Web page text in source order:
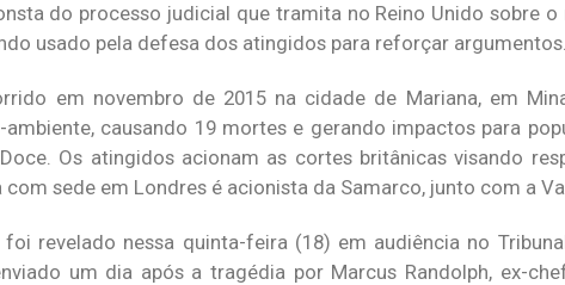
do processo judicial que tramita no Reino Unido sobre
usado pela defesa dos atingidos para reforçar argumentos.
em novembro de 2015 na cidade de Mariana, em
causando 19 mortes e gerando impactos para
Os atingidos acionam as cortes britânicas visando
sede em Londres é acionista da Samarco, junto com a
revelado nessa quinta-feira (18) em audiência no
um dia após a tragédia por Marcus Randolph, ex-